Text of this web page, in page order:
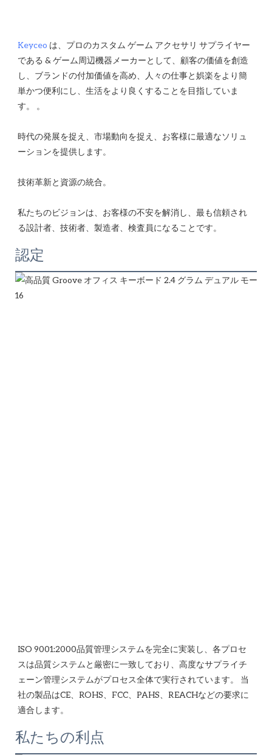
Keyceo は、プロのカスタム ゲーム アクセサリ サプライヤー
である & ゲーム周辺機器メーカーとして、顧客の価値を創造
し、ブランドの付加価値を高め、人々の仕事と娯楽をより簡
単かつ便利にし、生活をより良くすることを目指していま
時代の発展を捉え、市場動向を捉え、お客様に最適なソリュ
私たちのビジョンは、お客様の不安を解消し、最も信頼され
認定
ISO 9001:2000品質管理システムを完全に実装し、各プロセ
スは品質システムと厳密に一致しており、高度なサプライチ
ェーン管理システムがプロセス全体で実行されています。 当
社の製品はCE、ROHS、FCC、PAHS、REACHなどの要求に
私たちの利点